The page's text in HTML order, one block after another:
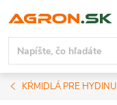
na
obsah
KŔMIDLÁ PRE HYDINU